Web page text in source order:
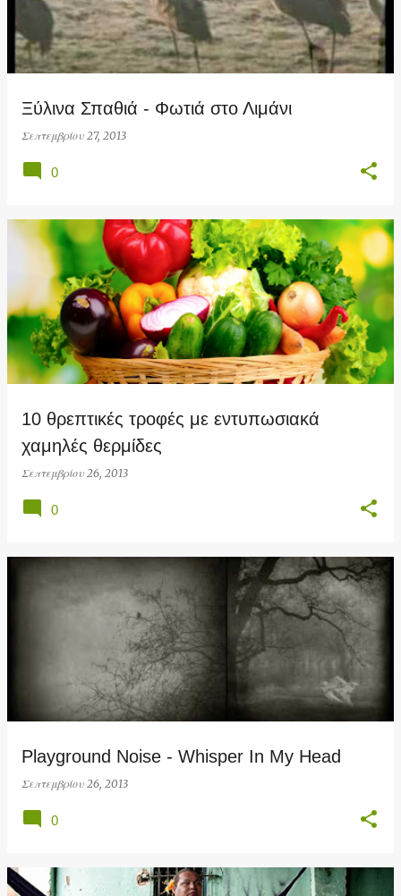
Ξύλινα Σπαθιά - Φωτιά στο Λιμάνι
Σεπτεμβρίου 27, 2013
0
10 θρεπτικές τροφές με εντυπωσιακά
χαμηλές θερμίδες
Σεπτεμβρίου 26, 2013
0
Playground Noise - Whisper In My Head
Σεπτεμβρίου 26, 2013
0